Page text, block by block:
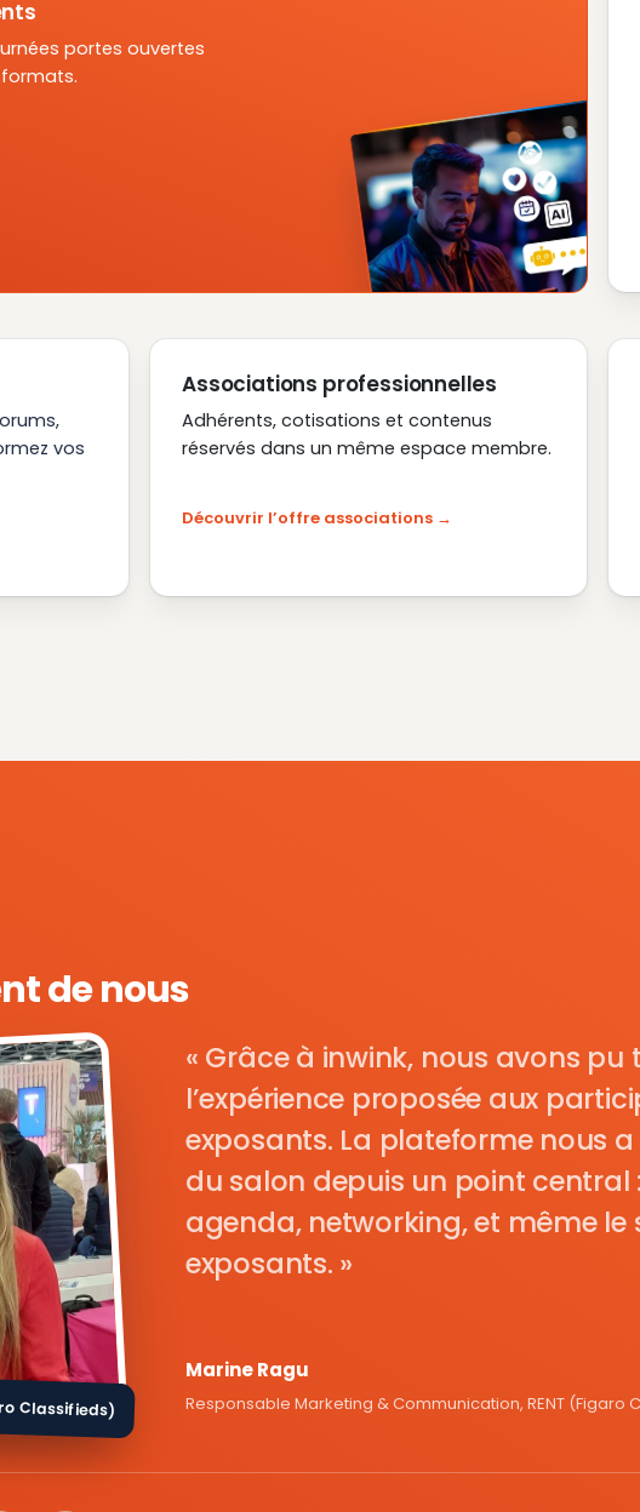
portes ouvertes
vos
Associations professionnelles
Adhérents, cotisations et contenus
réservés dans un même espace membre.
Découvrir l’offre associations
de nous
Classifieds)
Grâce à inwink, nous avons
l’expérience proposée aux
exposants. La plateforme nous
du salon depuis un point central
agenda, networking, et même le
exposants.
Marine Ragu
Responsable Marketing & Communication, RENT (Figaro